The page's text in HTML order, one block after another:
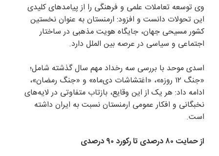
وی توسعه تعاملات علمی و فرهنگی را از پیامدهای کلیدی
این تحولات دانست و افزود: ارمنستان به عنوان نخستین
کشور مسیحی جهان، جایگاه هویت مذهبی در ساختار
اجتماعی و سیاسی در عرصه بین الملل دارد.
اسدی موحد با بررسی سه رخداد مهم سال گذشته شامل؛
«جنگ ۱۲ روزه»، «اغتشاشات دی‌ماه» و «جنگ رمضان»،
ادامه داد: هر یک از این وقایع، بازتاب متفاوتی در لایه‌های
نخبگانی و افکار عمومی ارمنستان نسبت به ایران داشته
است.
از حمایت ۸۰ درصدی تا رکورد ۹۰ درصدی